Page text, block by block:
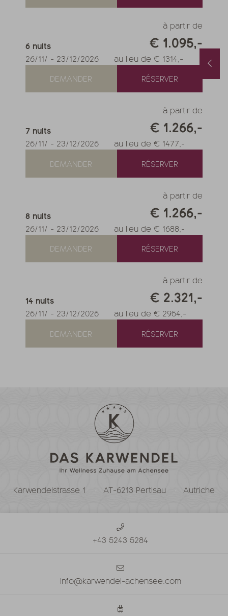
Forfait printemps & automne avec 1 jour offert & soin beauté
26/06/2027
21/11/2027
-
6 nuits
26/11/ - 23/12/2026
à partir de
€ 1.095,-
au lieu de € 1314,-
DEMANDER
RÉSERVER
7 nuits
26/11/ - 23/12/2026
à partir de
€ 1.266,-
au lieu de € 1477,-
DEMANDER
RÉSERVER
8 nuits
26/11/ - 23/12/2026
à partir de
€ 1.266,-
au lieu de € 1688,-
DEMANDER
RÉSERVER
14 nuits
26/11/ - 23/12/2026
à partir de
€ 2.321,-
au lieu de € 2954,-
DEMANDER
RÉSERVER
Karwendelstrasse 1 AT-6213 Pertisau Autriche
+43 5243 5284
info@karwendel-achensee.com